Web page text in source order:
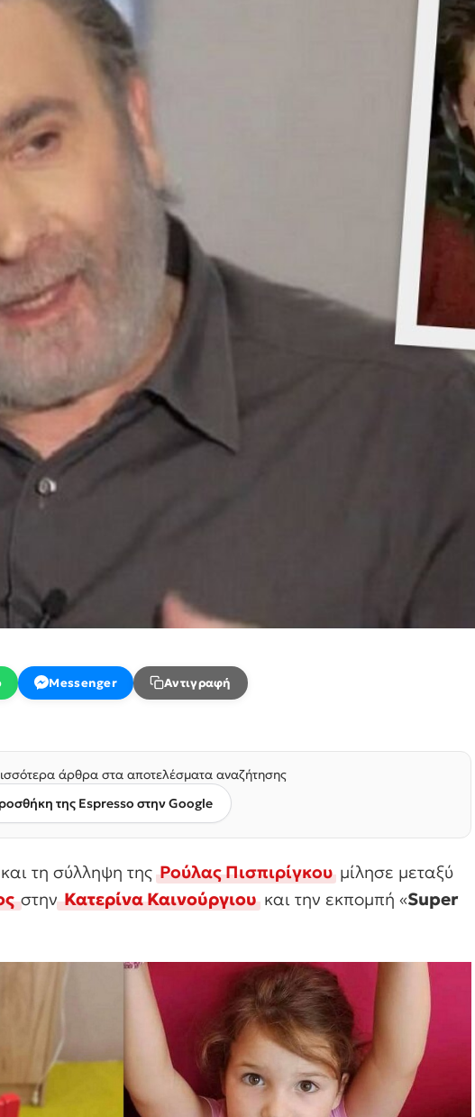
Messenger Αντιγραφή
άρθρα στα αποτελέσματα αναζήτησης
της Espresso στην Google
τη σύλληψη τηςΡούλας Πισπιρίγκουμίλησε μεταξύ
στηνΚατερίνα Καινούργιουκαι την εκπομπή «Super